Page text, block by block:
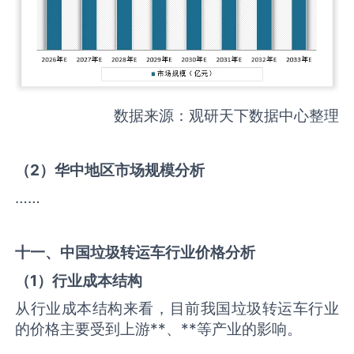
数据来源：观研天下数据中心整理
（2）华中地区市场规模分析
……
十一、中国垃圾转运车行业价格分析
（1）行业成本结构
从行业成本结构来看，目前我国垃圾转运车行业
的价格主要受到上游**、**等产业的影响。